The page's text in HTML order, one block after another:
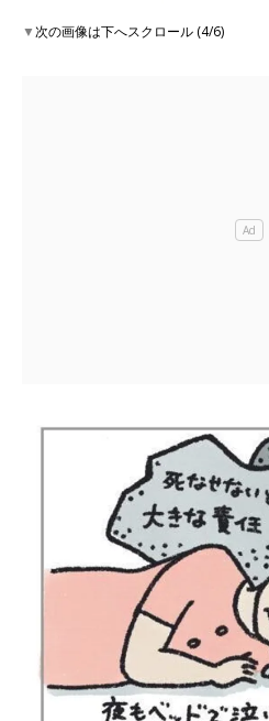
▼次の画像は下へスクロール (4/6)